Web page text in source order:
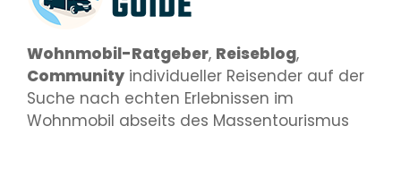
Wohnmobil-Ratgeber, Reiseblog,
Community individueller Reisender auf der
Suche nach echten Erlebnissen im
Wohnmobil abseits des Massentourismus